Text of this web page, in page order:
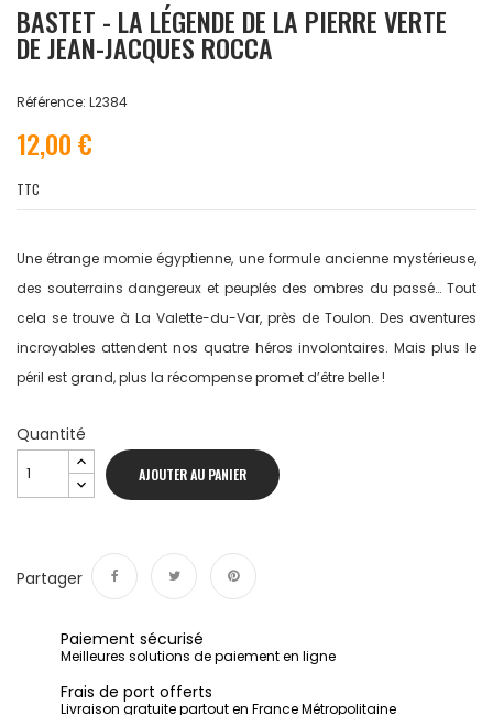
BASTET - LA LÉGENDE DE LA PIERRE VERTE
DE JEAN-JACQUES ROCCA
Référence: L2384
12,00 €
TTC
Une étrange momie égyptienne, une formule ancienne mystérieuse,
des souterrains dangereux et peuplés des ombres du passé… Tout
cela se trouve à La Valette-du-Var, près de Toulon. Des aventures
incroyables attendent nos quatre héros involontaires. Mais plus le
péril est grand, plus la récompense promet d’être belle !
Quantité
AJOUTER AU PANIER
Partager
Paiement sécurisé
Meilleures solutions de paiement en ligne
Frais de port offerts
Livraison gratuite partout en France Métropolitaine